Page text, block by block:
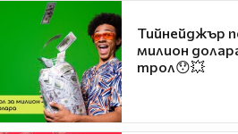
Тийнейджър
милион
трол😯💥